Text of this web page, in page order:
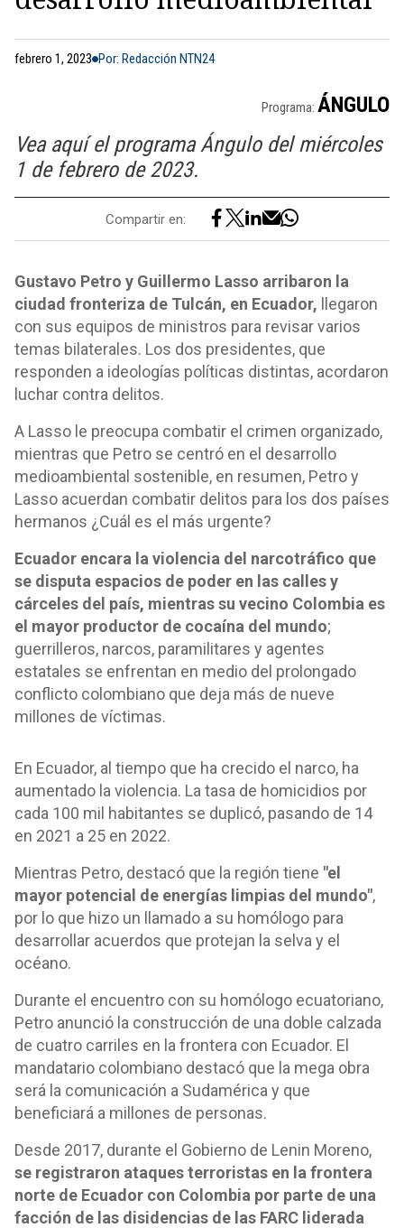
febrero 1, 2023 Por: Redacción NTN24
Programa: ÁNGULO
Vea aquí el programa Ángulo del miércoles
1 de febrero de 2023.
Compartir en:
Gustavo Petro y Guillermo Lasso arribaron la
ciudad fronteriza de Tulcán, en Ecuador, llegaron
con sus equipos de ministros para revisar varios
temas bilaterales. Los dos presidentes, que
responden a ideologías políticas distintas, acordaron
luchar contra delitos.
A Lasso le preocupa combatir el crimen organizado,
mientras que Petro se centró en el desarrollo
medioambiental sostenible, en resumen, Petro y
Lasso acuerdan combatir delitos para los dos países
hermanos ¿Cuál es el más urgente?
Ecuador encara la violencia del narcotráfico que
se disputa espacios de poder en las calles y
cárceles del país, mientras su vecino Colombia es
el mayor productor de cocaína del mundo;
guerrilleros, narcos, paramilitares y agentes
estatales se enfrentan en medio del prolongado
conflicto colombiano que deja más de nueve
millones de víctimas.
En Ecuador, al tiempo que ha crecido el narco, ha
aumentado la violencia. La tasa de homicidios por
cada 100 mil habitantes se duplicó, pasando de 14
en 2021 a 25 en 2022.
Mientras Petro, destacó que la región tiene "el
mayor potencial de energías limpias del mundo",
por lo que hizo un llamado a su homólogo para
desarrollar acuerdos que protejan la selva y el
océano.
Durante el encuentro con su homólogo ecuatoriano,
Petro anunció la construcción de una doble calzada
de cuatro carriles en la frontera con Ecuador. El
mandatario colombiano destacó que la mega obra
será la comunicación a Sudamérica y que
beneficiará a millones de personas.
Desde 2017, durante el Gobierno de Lenin Moreno,
se registraron ataques terroristas en la frontera
norte de Ecuador con Colombia por parte de una
facción de las disidencias de las FARC liderada